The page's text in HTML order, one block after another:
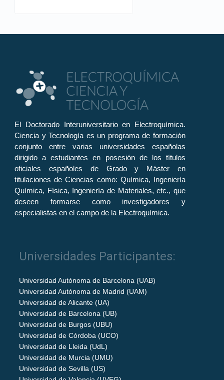
El Doctorado Interuniversitario en Electroquímica.
Ciencia y Tecnología es un programa de formación
conjunto entre varias universidades españolas
dirigido a estudiantes en posesión de los títulos
oficiales españoles de Grado y Máster en
titulaciones de Ciencias como: Química, Ingeniería
Química, Física, Ingeniería de Materiales, etc., que
deseen formarse como investigadores y
especialistas en el campo de la Electroquímica.
Universidades Participantes:
Universidad Autónoma de Barcelona (UAB)
Universidad Autónoma de Madrid (UAM)
Universidad de Alicante (UA)
Universidad de Barcelona (UB)
Universidad de Burgos (UBU)
Universidad de Córdoba (UCO)
Universidad de Lleida (UdL)
Universidad de Murcia (UMU)
Universidad de Sevilla (US)